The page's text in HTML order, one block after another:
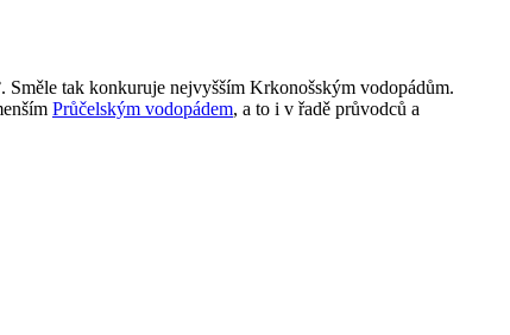
tak konkuruje nejvyšším Krkonošským vodopádům.
Průčelským vodopádem, a to i v řadě průvodců a